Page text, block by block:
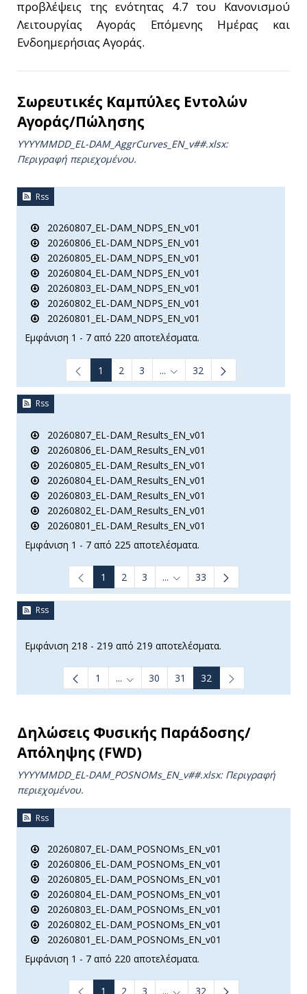
προβλέψεις της ενότητας 4.7 του Κανονισμού
Λειτουργίας Αγοράς Επόμενης Ημέρας και
Ενδοημερήσιας Αγοράς.
Σωρευτικές Καμπύλες Εντολών
Αγοράς/Πώλησης
YYYYMMDD_EL-DAM_AggrCurves_ΕΝ_v##.xlsx:
Περιγραφή περιεχομένου.
Rss
20260807_EL-DAM_NDPS_EN_v01
20260806_EL-DAM_NDPS_EN_v01
20260805_EL-DAM_NDPS_EN_v01
20260804_EL-DAM_NDPS_EN_v01
20260803_EL-DAM_NDPS_EN_v01
20260802_EL-DAM_NDPS_EN_v01
20260801_EL-DAM_NDPS_EN_v01
Εμφάνιση 1 - 7 από 220 αποτελέσματα.
1 2 3 ... Ενδιάμεσες σελίδες Use TAB
32
Rss
20260807_EL-DAM_Results_EN_v01
20260806_EL-DAM_Results_EN_v01
20260805_EL-DAM_Results_EN_v01
20260804_EL-DAM_Results_EN_v01
20260803_EL-DAM_Results_EN_v01
20260802_EL-DAM_Results_EN_v01
20260801_EL-DAM_Results_EN_v01
Εμφάνιση 1 - 7 από 225 αποτελέσματα.
1 2 3 ... Ενδιάμεσες σελίδες Use
33
Rss
Εμφάνιση 218 - 219 από 219 αποτελέσματα.
1 ... Ενδιάμεσες σελίδες Use TAB to
30 31 32
Δηλώσεις Φυσικής Παράδοσης/
Απόληψης (FWD)
YYYYMMDD_EL-DAM_POSNOMs_ΕΝ_v##.xlsx: Περιγραφή
περιεχομένου.
Rss
20260807_EL-DAM_POSNOMs_EN_v01
20260806_EL-DAM_POSNOMs_EN_v01
20260805_EL-DAM_POSNOMs_EN_v01
20260804_EL-DAM_POSNOMs_EN_v01
20260803_EL-DAM_POSNOMs_EN_v01
20260802_EL-DAM_POSNOMs_EN_v01
20260801_EL-DAM_POSNOMs_EN_v01
Εμφάνιση 1 - 7 από 220 αποτελέσματα.
1 2 3 ... 32